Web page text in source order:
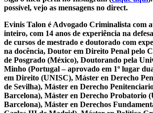
possível, vejo as mensagens no direct.
Evinis Talon é Advogado Criminalista com
inteiro, com 14 anos de experiência na
de cursos de mestrado e doutorado com
na docência, Doutor em Direito Penal pelo
de Posgrado (México), Doutorando pela
Minho (Portugal – aprovado em 1º lugar
em Direito (UNISC), Máster en Derecho
de Sevilha), Máster en Derecho
Barcelona), Máster en Derecho Probatorio
Barcelona), Máster en Derechos